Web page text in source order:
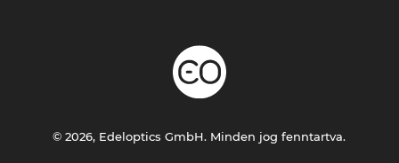
© 2026, Edeloptics GmbH. Minden jog fenntartva.